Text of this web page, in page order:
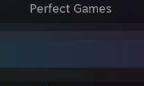
Perfect Games